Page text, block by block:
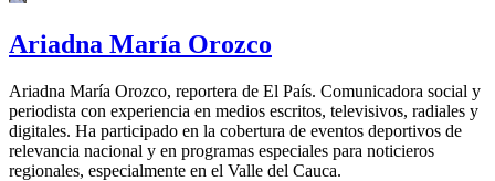
Ariadna María Orozco
Ariadna María Orozco, reportera de El País. Comunicadora social y
periodista con experiencia en medios escritos, televisivos, radiales y
digitales. Ha participado en la cobertura de eventos deportivos de
relevancia nacional y en programas especiales para noticieros
regionales, especialmente en el Valle del Cauca.